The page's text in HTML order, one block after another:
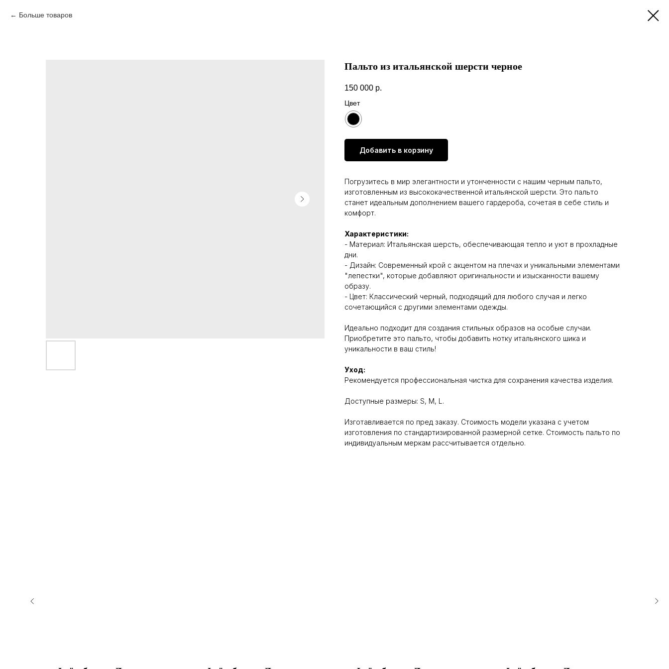
Больше товаров
Пальто из итальянской шерсти черное
150 000 р.
Цвет
Добавить в корзину
Погрузитесь в мир элегантности и утонченности с нашим черным пальто,
изготовленным из высококачественной итальянской шерсти. Это пальто
станет идеальным дополнением вашего гардероба, сочетая в себе стиль и
комфорт.
Характеристики:
- Материал: Итальянская шерсть, обеспечивающая тепло и уют в прохладные
дни.
- Дизайн: Современный крой с акцентом на плечах и уникальными элементами
"лепестки", которые добавляют оригинальности и изысканности вашему
образу.
- Цвет: Классический черный, подходящий для любого случая и легко
сочетающийся с другими элементами одежды.
Идеально подходит для создания стильных образов на особые случаи.
Приобретите это пальто, чтобы добавить нотку итальянского шика и
уникальности в ваш стиль!
Уход:
Рекомендуется профессиональная чистка для сохранения качества изделия.
Доступные размеры: S, M, L.
Изготавливается по пред заказу. Стоимость модели указана с учетом
изготовления по стандартизированной размерной сетке. Стоимость пальто по
индивидуальным меркам рассчитывается отдельно.